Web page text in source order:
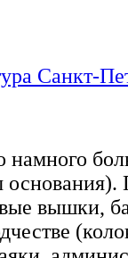
Санкт-
намного
вышки,